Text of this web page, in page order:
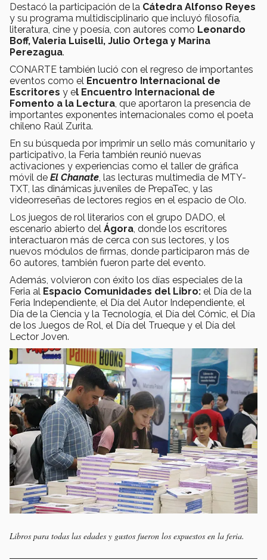
Destacó la participación de la Cátedra Alfonso Reyes
y su programa multidisciplinario que incluyó filosofía,
literatura, cine y poesía, con autores como Leonardo
Boff, Valeria Luiselli, Julio Ortega y Marina
Perezagua.
CONARTE también lució con el regreso de importantes
eventos como el Encuentro Internacional de
Escritores y el Encuentro Internacional de
Fomento a la Lectura , que aportaron la presencia de
importantes exponentes internacionales como el poeta
chileno Raúl Zurita.
En su búsqueda por imprimir un sello más comunitario y
participativo, la Feria también reunió nuevas
activaciones y experiencias como el taller de gráfica
móvil de El Chanate , las lecturas multimedia de MTY-
TXT, las dinámicas juveniles de PrepaTec, y las
videorreseñas de lectores regios en el espacio de Olo.
Los juegos de rol literarios con el grupo DADO, el
escenario abierto del Ágora , donde los escritores
interactuaron más de cerca con sus lectores, y los
nuevos módulos de firmas, donde participaron más de
60 autores, también fueron parte del evento.
Además, volvieron con éxito los días especiales de la
Feria al Espacio Comunidades del Libro: el Día de la
Feria Independiente, el Día del Autor Independiente, el
Día de la Ciencia y la Tecnología, el Día del Cómic, el Día
de los Juegos de Rol, el Día del Trueque y el Día del
Lector Joven.
Libros para todas las edades y gustos fueron los expuestos en la feria.